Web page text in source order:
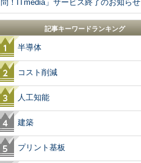
問！ITmedia」サービス終了のお知らせ
記事キーワードランキング
半導体
コスト削減
人工知能
建築
プリント基板